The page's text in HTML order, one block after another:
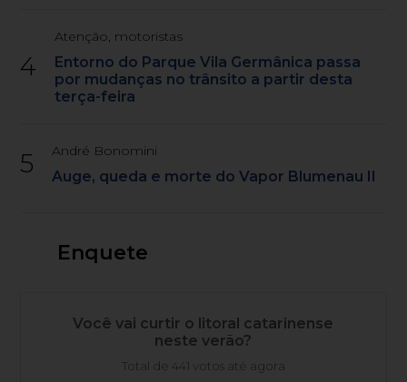
4
Atenção, motoristas
Entorno do Parque Vila Germânica passa
por mudanças no trânsito a partir desta
terça-feira
5 André Bonomini
Auge, queda e morte do Vapor Blumenau II
Enquete
Você vai curtir o litoral catarinense
neste verão?
Total de 441 votos até agora